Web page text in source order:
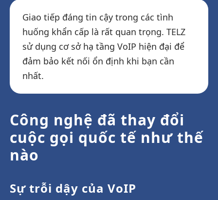
Giao tiếp đáng tin cậy trong các tình
huống khẩn cấp là rất quan trọng. TELZ
sử dụng cơ sở hạ tầng VoIP hiện đại để
đảm bảo kết nối ổn định khi bạn cần
nhất.
Công nghệ đã thay đổi
cuộc gọi quốc tế như thế
nào
Sự trỗi dậy của VoIP